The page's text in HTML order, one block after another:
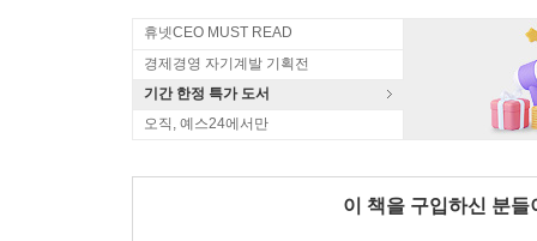
휴넷CEO MUST READ
경제경영 자기계발 기획전
기간 한정 특가 도서
오직, 예스24에서만
이 책을 구입하신 분